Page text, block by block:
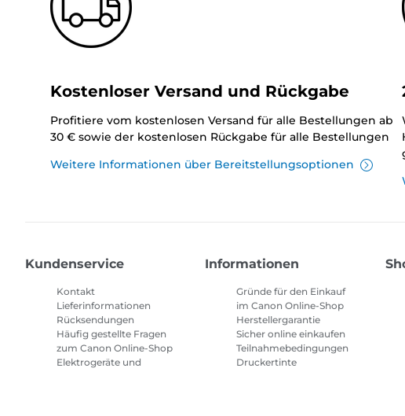
Kostenloser Versand und Rückgabe
Profitiere vom kostenlosen Versand für alle Bestellungen ab
30 € sowie der kostenlosen Rückgabe für alle Bestellungen
Weitere Informationen über Bereitstellungsoptionen
Kundenservice
Kontakt
Lieferinformationen
Rücksendungen
Häufig gestellte Fragen
zum Canon Online-Shop
Elektrogeräte und
Informationen
Gründe für den Einkauf
im Canon Online-Shop
Herstellergarantie
Sicher online einkaufen
Teilnahmebedingungen
Druckertinte